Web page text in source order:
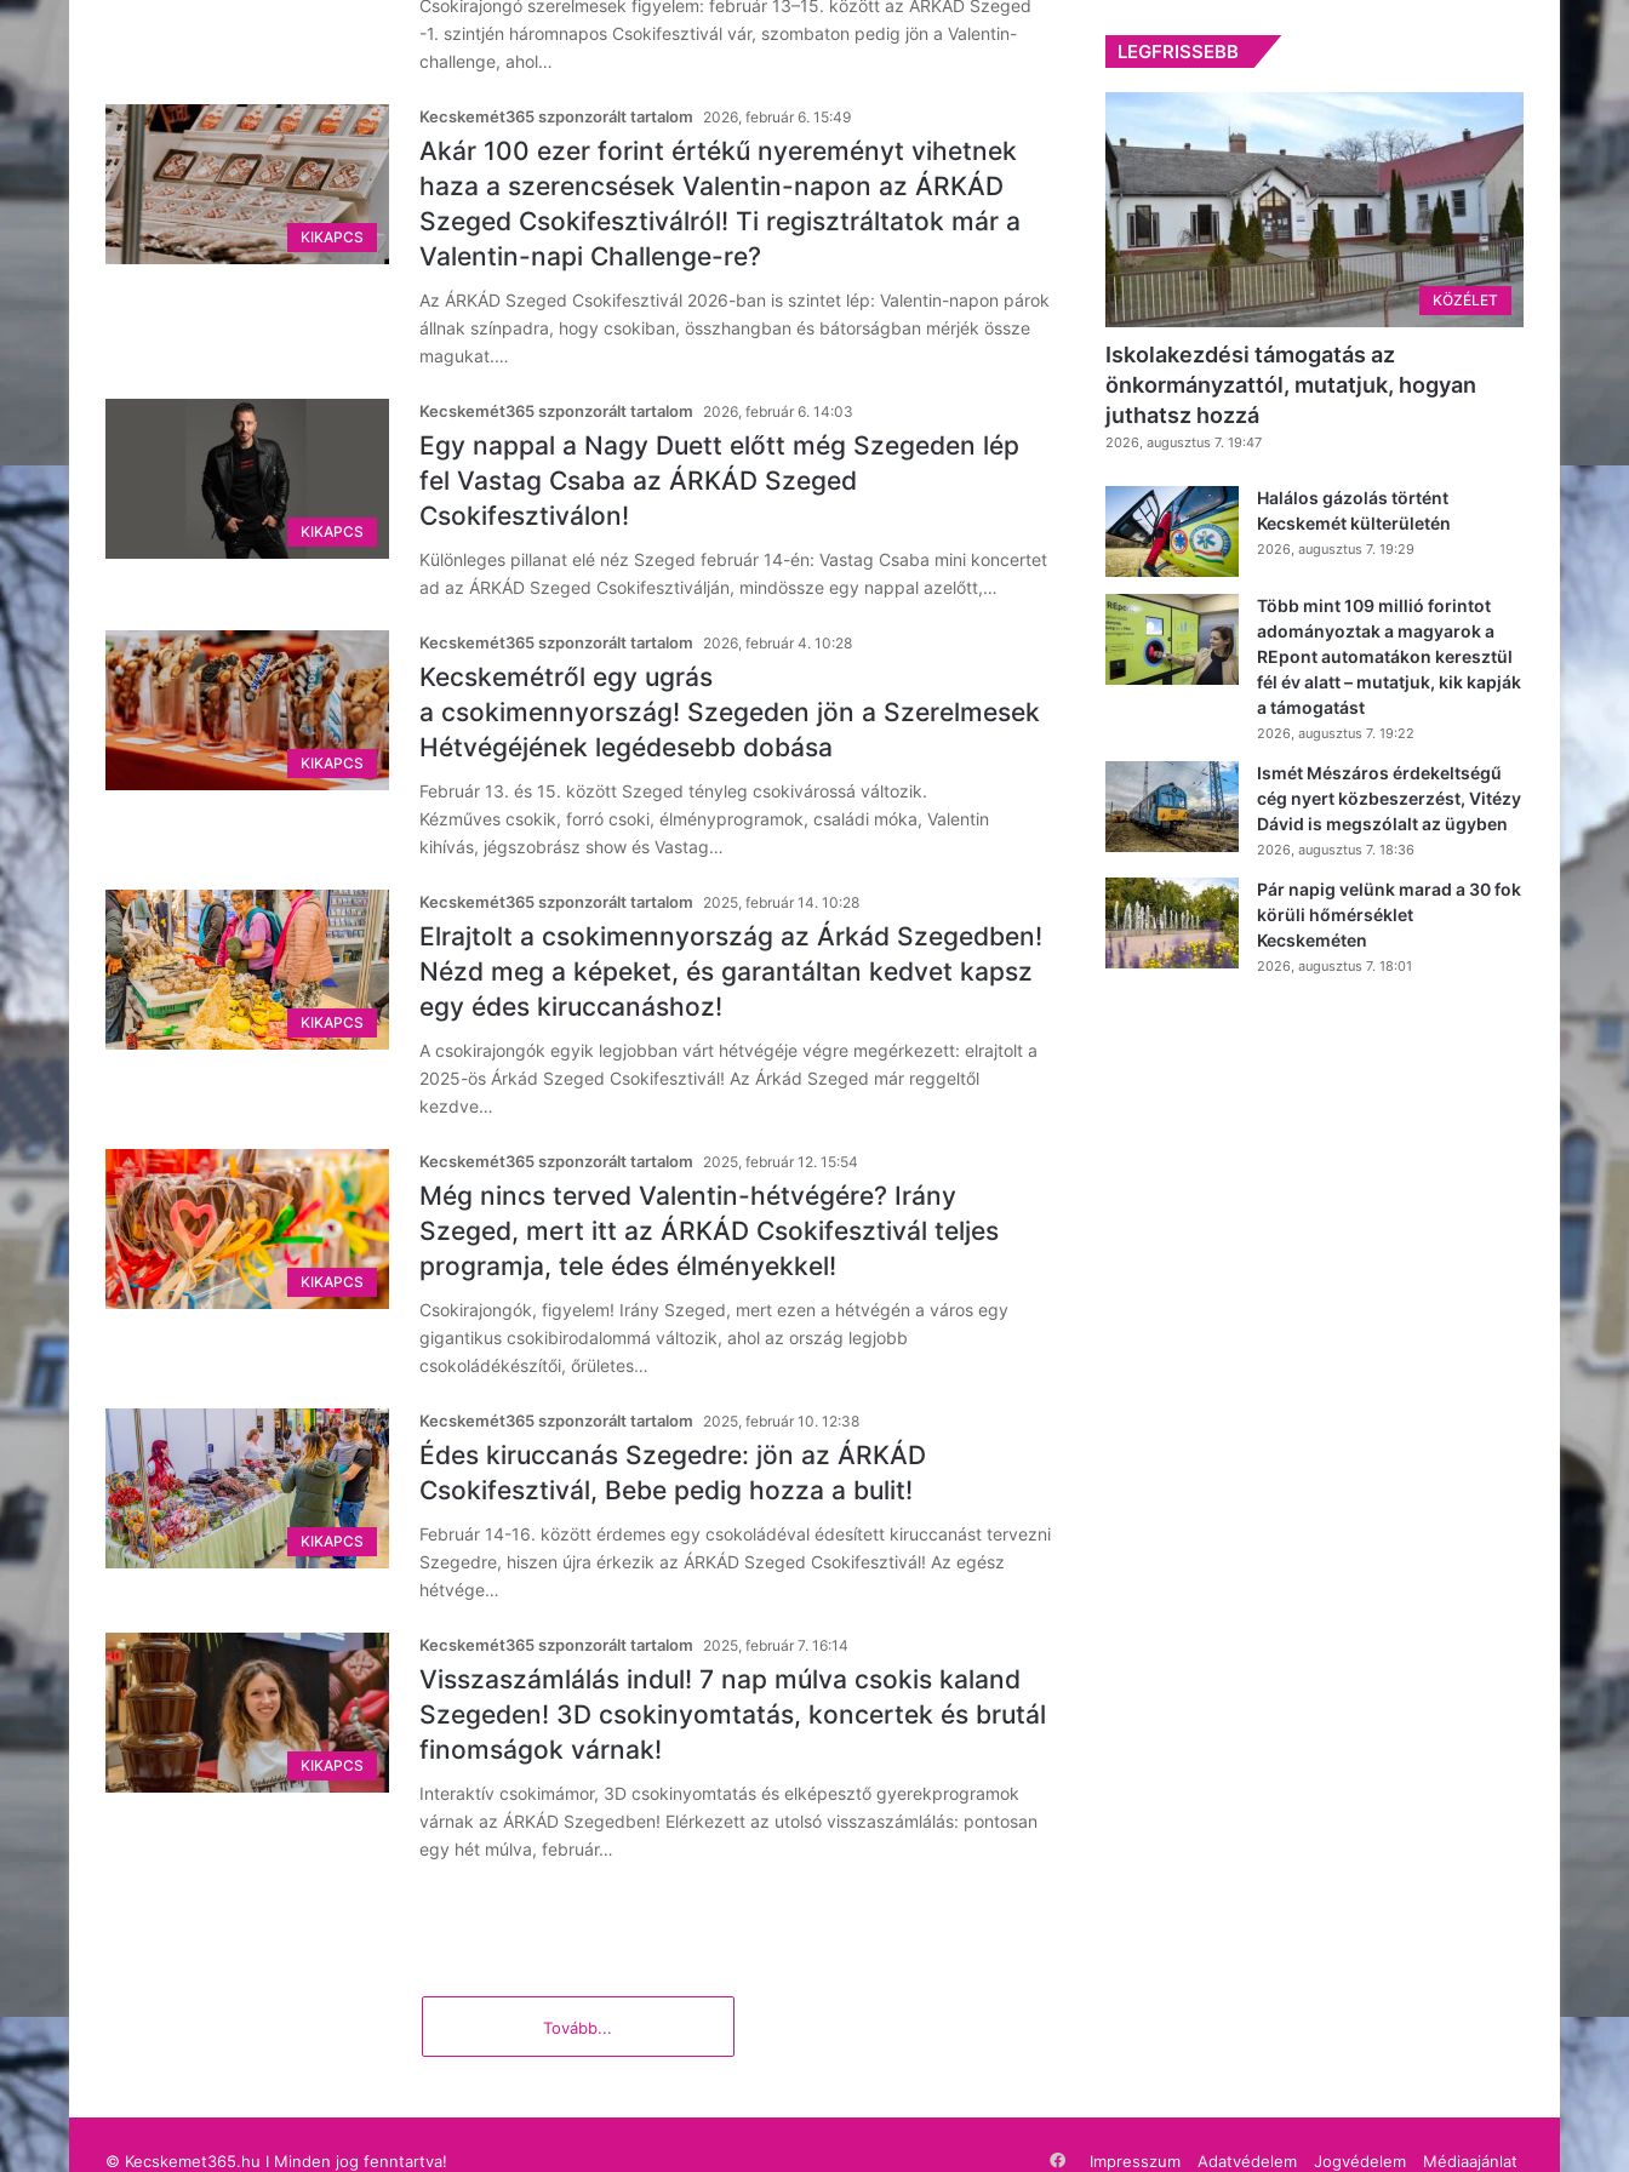
Csokirajongó szerelmesek figyelem: február 13–15. között az ÁRKÁD Szeged
-1. szintjén háromnapos Csokifesztivál vár, szombaton pedig jön a Valentin-
challenge, ahol…
KIKAPCS
Kecskemét365 szponzorált tartalom 2026, február 6. 15:49
Akár 100 ezer forint értékű nyereményt vihetnek
haza a szerencsések Valentin-napon az ÁRKÁD
Szeged Csokifesztiválról! Ti regisztráltatok már a
Valentin-napi Challenge-re?
Az ÁRKÁD Szeged Csokifesztivál 2026-ban is szintet lép: Valentin-napon párok
állnak színpadra, hogy csokiban, összhangban és bátorságban mérjék össze
magukat.…
KIKAPCS
Kecskemét365 szponzorált tartalom 2026, február 6. 14:03
Egy nappal a Nagy Duett előtt még Szegeden lép
fel Vastag Csaba az ÁRKÁD Szeged
Csokifesztiválon!
Különleges pillanat elé néz Szeged február 14-én: Vastag Csaba mini koncertet
ad az ÁRKÁD Szeged Csokifesztiválján, mindössze egy nappal azelőtt,…
KIKAPCS
Kecskemét365 szponzorált tartalom 2026, február 4. 10:28
Kecskemétről egy ugrás
a csokimennyország! Szegeden jön a Szerelmesek
Hétvégéjének legédesebb dobása
Február 13. és 15. között Szeged tényleg csokivárossá változik.
Kézműves csokik, forró csoki, élményprogramok, családi móka, Valentin
kihívás, jégszobrász show és Vastag…
KIKAPCS
Kecskemét365 szponzorált tartalom 2025, február 14. 10:28
Elrajtolt a csokimennyország az Árkád Szegedben!
Nézd meg a képeket, és garantáltan kedvet kapsz
egy édes kiruccanáshoz!
A csokirajongók egyik legjobban várt hétvégéje végre megérkezett: elrajtolt a
2025-ös Árkád Szeged Csokifesztivál! Az Árkád Szeged már reggeltől
kezdve…
KIKAPCS
Kecskemét365 szponzorált tartalom 2025, február 12. 15:54
Még nincs terved Valentin-hétvégére? Irány
Szeged, mert itt az ÁRKÁD Csokifesztivál teljes
programja, tele édes élményekkel!
Csokirajongók, figyelem! Irány Szeged, mert ezen a hétvégén a város egy
gigantikus csokibirodalommá változik, ahol az ország legjobb
csokoládékészítői, őrületes…
KIKAPCS
Kecskemét365 szponzorált tartalom 2025, február 10. 12:38
Édes kiruccanás Szegedre: jön az ÁRKÁD
Csokifesztivál, Bebe pedig hozza a bulit!
Február 14-16. között érdemes egy csokoládéval édesített kiruccanást tervezni
Szegedre, hiszen újra érkezik az ÁRKÁD Szeged Csokifesztivál! Az egész
hétvége…
KIKAPCS
Kecskemét365 szponzorált tartalom 2025, február 7. 16:14
Visszaszámlálás indul! 7 nap múlva csokis kaland
Szegeden! 3D csokinyomtatás, koncertek és brutál
finomságok várnak!
Interaktív csokimámor, 3D csokinyomtatás és elképesztő gyerekprogramok
várnak az ÁRKÁD Szegedben! Elérkezett az utolsó visszaszámlálás: pontosan
egy hét múlva, február…
Tovább...
LEGFRISSEBB
KÖZÉLET
Iskolakezdési támogatás az
önkormányzattól, mutatjuk, hogyan
juthatsz hozzá
2026, augusztus 7. 19:47
Halálos gázolás történt
Kecskemét külterületén
2026, augusztus 7. 19:29
Több mint 109 millió forintot
adományoztak a magyarok a
REpont automatákon keresztül
fél év alatt – mutatjuk, kik kapják
a támogatást
2026, augusztus 7. 19:22
Ismét Mészáros érdekeltségű
cég nyert közbeszerzést, Vitézy
Dávid is megszólalt az ügyben
2026, augusztus 7. 18:36
Pár napig velünk marad a 30 fok
körüli hőmérséklet
Kecskeméten
2026, augusztus 7. 18:01
© Kecskemet365.hu I Minden jog fenntartva! Impresszum Adatvédelem Jogvédelem Médiaajánlat
Facebook